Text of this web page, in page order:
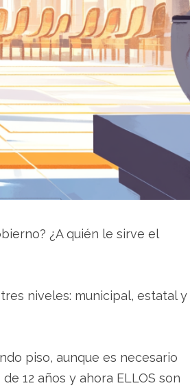
¿A quién le sirve el
niveles: municipal, estatal y
piso, aunque es necesario
12 años y ahora ELLOS son